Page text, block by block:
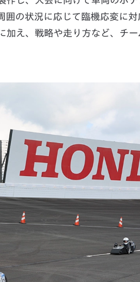
の状況に応じて臨機応変に
え、戦略や走り方など、チ